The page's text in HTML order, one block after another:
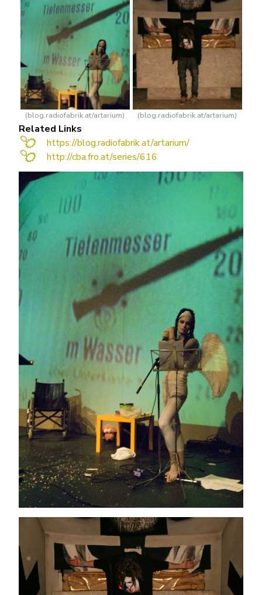
(blog.radiofabrik.at/artarium) (blog.radiofabrik.at/artarium)
Related Links
https://blog.radiofabrik.at/artarium/
http://cba.fro.at/series/616